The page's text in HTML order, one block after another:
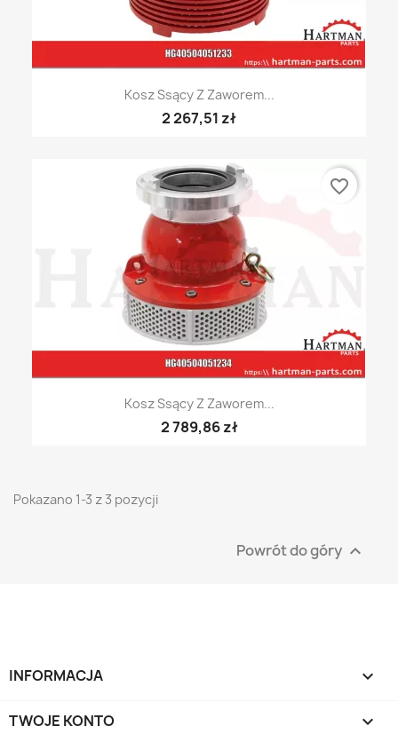
Kosz Ssący Z Zaworem...
2 267,51 zł
Kosz Ssący Z Zaworem...
2 789,86 zł
favorite_border
Pokazano 1-3 z 3 pozycji
Powrót do góry 
INFORMACJA 
TWOJE KONTO 